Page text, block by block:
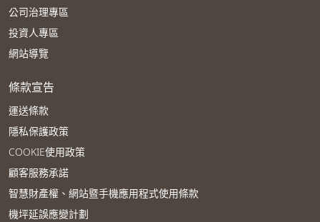
公司治理專區
投資人專區
網站導覽
條款宣告
運送條款
隱私保護政策
COOKIE使用政策
顧客服務承諾
智慧財產權、網站暨手機應用程式使用條款
機坪延誤應變計劃